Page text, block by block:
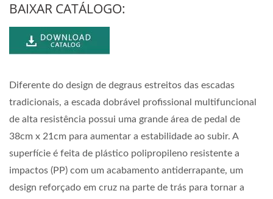
BAIXAR CATÁLOGO:
Diferente do design de degraus estreitos das escadas
tradicionais, a escada dobrável profissional multifuncional
de alta resistência possui uma grande área de pedal de
38cm x 21cm para aumentar a estabilidade ao subir. A
superfície é feita de plástico polipropileno resistente a
impactos (PP) com um acabamento antiderrapante, um
design reforçado em cruz na parte de trás para tornar a